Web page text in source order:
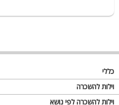
כללי
מגזין
פרסום באתר
וילות להשכרה
וילות בצפון
וילות להשכרה לפי נושא